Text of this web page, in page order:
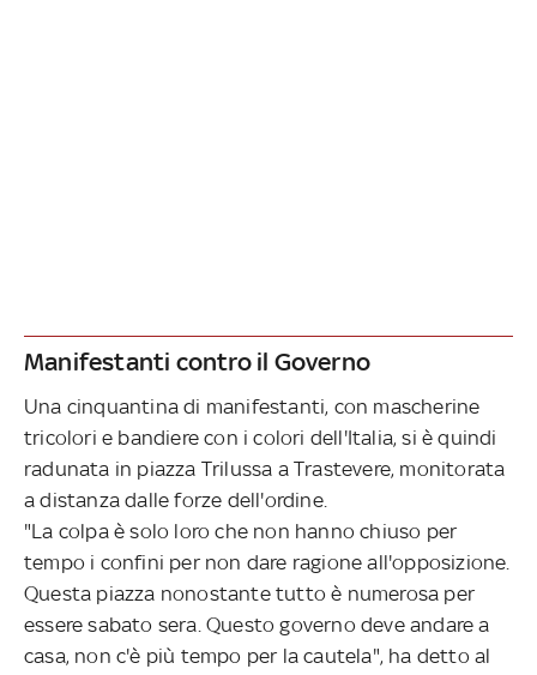
Manifestanti contro il Governo
Una cinquantina di manifestanti, con mascherine
tricolori e bandiere con i colori dell'Italia, si è quindi
radunata in piazza Trilussa a Trastevere, monitorata
a distanza dalle forze dell'ordine.
"La colpa è solo loro che non hanno chiuso per
tempo i confini per non dare ragione all'opposizione.
Questa piazza nonostante tutto è numerosa per
essere sabato sera. Questo governo deve andare a
casa, non c'è più tempo per la cautela", ha detto al